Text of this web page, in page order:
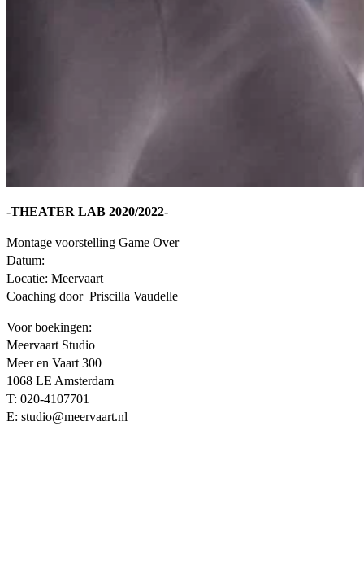
-THEATER LAB 2020/2022-
Montage voorstelling Game Over
Datum:
Locatie: Meervaart
Coaching door Priscilla Vaudelle
Voor boekingen:
Meervaart Studio
Meer en Vaart 300
1068 LE Amsterdam
T: 020-4107701
E: studio@meervaart.nl